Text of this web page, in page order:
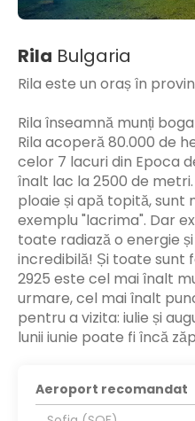
Rila Bulgaria
Rila este un oraș în
Rila înseamnă munți
Rila acoperă 80.000 de
celor 7 lacuri din Epoca
înalt lac la 2500 de
ploaie și apă topită, sunt
exemplu "lacrima". Dar
toate radiază o energie
incredibilă! Și toate sunt
2925 este cel mai înalt
urmare, cel mai înalt
pentru a vizita: iulie și
lunii iunie poate fi încă
Aeroport recomandat